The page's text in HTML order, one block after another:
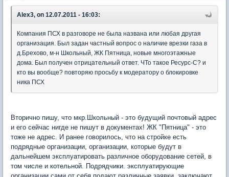
Alex3, on 12.07.2011 - 16:03:
Компания ПСХ в разговоре не была названа или любая другая
организация. Был задан частный вопрос о наличие врезки газа в
д.Брехово, м-н Школьный, ЖК Пятница, новые многоэтажные
дома. Был получен отрицательный ответ. ЧТо такое Ресурс-С? и
кто вы вообще? повторяю просьбу к модератору о блокировке
ника ПСХ
Вторично пишу, что мкр.Школьный - это будущий почтовый адрес
и его сейчас нигде не пишут в документах! ЖК "Пятница" - это
тоже не адрес. И ранее говорилось, что на стройке есть
подрядные организации, организации, которые будут в
дальнейшем эксплуатировать различное оборудование сетей, в
том числе и котельной. Подрядчики. эксплуатирующие